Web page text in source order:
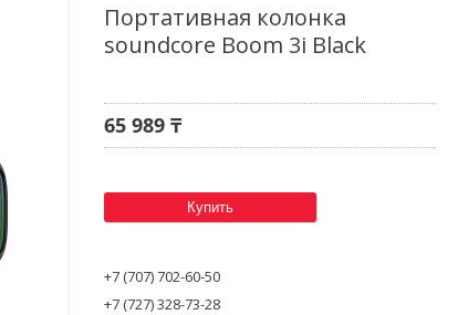
Портативная колонка
soundcore Boom 3i Black
65 989 ₸
Купить
+7 (707) 702-60-50
+7 (727) 328-73-28